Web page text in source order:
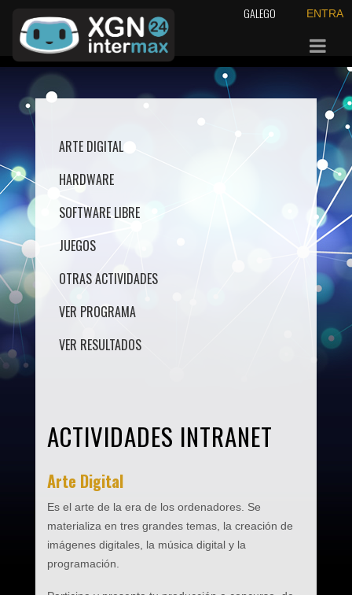
ENTRA
GALEGO
ARTE DIGITAL
HARDWARE
SOFTWARE LIBRE
JUEGOS
OTRAS ACTIVIDADES
VER PROGRAMA
VER RESULTADOS
ACTIVIDADES INTRANET
Arte Digital
Es el arte de la era de los ordenadores. Se
materializa en tres grandes temas, la creación de
imágenes digitales, la música digital y la
programación.